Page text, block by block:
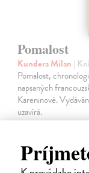
Pomalost
Kundera Milan |
Pomalost,
napsaných
Kareninové.
uzavírá.
14,73 €
15,50 € ?